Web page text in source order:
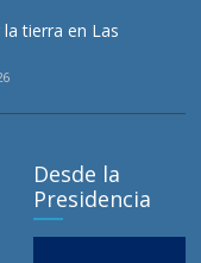
tierra en Las
Desde la
Presidencia